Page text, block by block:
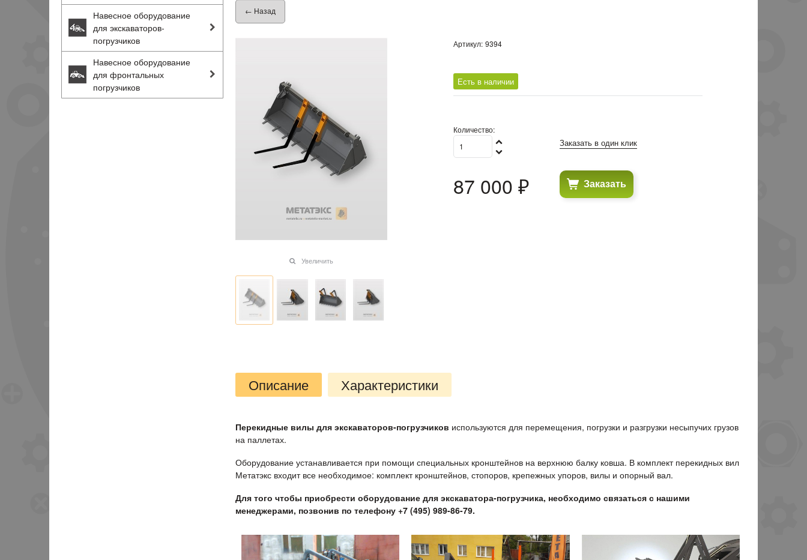
Навесное оборудование
для экскаваторов-
погрузчиков
Навесное оборудование
для фронтальных
погрузчиков
← Назад
Увеличить
Артикул: 9394
Есть в наличии
Количество:
87 000 ₽
Заказать в один клик
Заказать
Описание Характеристики
Перекидные вилы для экскаваторов-погрузчиков используются для перемещения, погрузки и разгрузки несыпучих грузов
на паллетах.
Оборудование устанавливается при помощи специальных кронштейнов на верхнюю балку ковша. В комплект перекидных вил
Метатэкс входит все необходимое: комплект кронштейнов, стопоров, крепежных упоров, вилы и опорный вал.
Для того чтобы приобрести оборудование для экскаватора-погрузчика, необходимо связаться с нашими
менеджерами, позвонив по телефону +7 (495) 989-86-79.